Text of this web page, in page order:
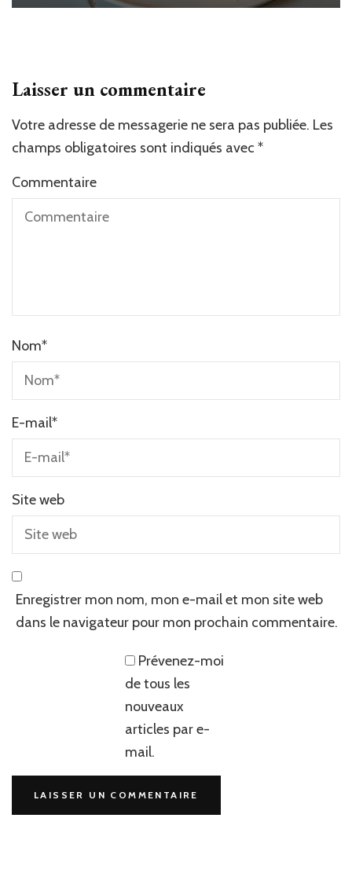
Laisser un commentaire
Votre adresse de messagerie ne sera pas publiée. Les
champs obligatoires sont indiqués avec *
Commentaire
Nom*
E-mail*
Site web
Enregistrer mon nom, mon e-mail et mon site web
dans le navigateur pour mon prochain commentaire.
Prévenez-moi
de tous les
nouveaux
articles par e-
mail.